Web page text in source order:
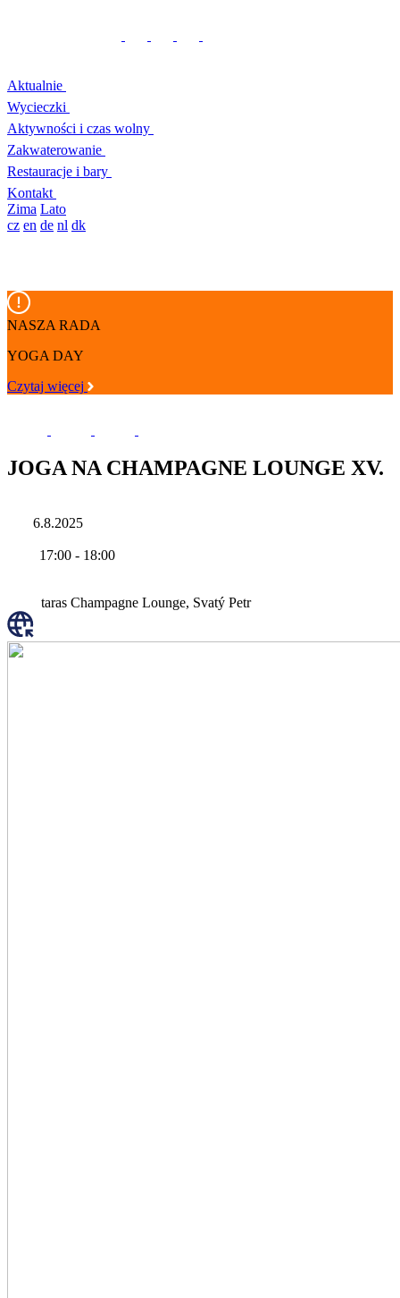
Aktualnie
Wycieczki
Aktywności i czas wolny
Zakwaterowanie
Restauracje i bary
Kontakt
Zima Lato
cz en de nl dk
NASZA RADA
YOGA DAY
Czytaj więcej
JOGA NA CHAMPAGNE LOUNGE XV.
6.8.2025
17:00 - 18:00
taras Champagne Lounge, Svatý Petr